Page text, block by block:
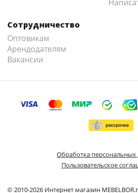
Сотрудничество
Оптовикам
Арендодателям
Вакансии
© 2010-2026 Интернет магазин
Обработка
Пользовательское